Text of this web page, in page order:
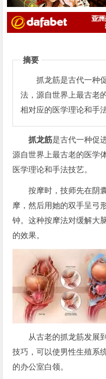
摘要
抓龙筋是古代一种
法，源自世界上最古老
相对应的医学理论和手
抓龙筋是古代一种促
源自世界上最古老的医学
医学理论和手法技艺。
按摩时，技师先在阴
摩，然后用她的双手呈弓
钟。这种按摩法对缓解大
的效果。
从古老的抓龙筋发展
技巧，可以使男性生殖系
的办公室白领。